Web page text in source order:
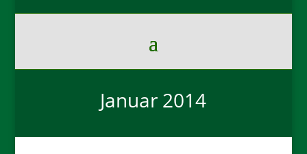
Januar 2014